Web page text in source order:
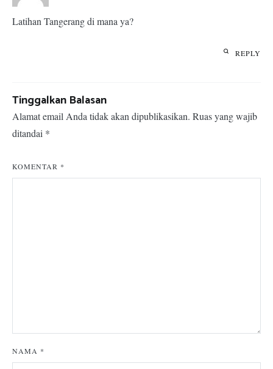
Latihan Tangerang di mana ya?
REPLY
Tinggalkan Balasan
Alamat email Anda tidak akan dipublikasikan. Ruas yang wajib
ditandai *
KOMENTAR *
NAMA *